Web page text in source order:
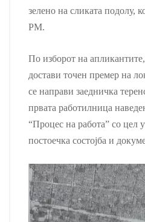
зелено на сликата подолу,
РМ.
По изборот на
достави точен премер на
се направи заедничка
првата работилница
“Процес на работа” со цел
постоечка состојба и